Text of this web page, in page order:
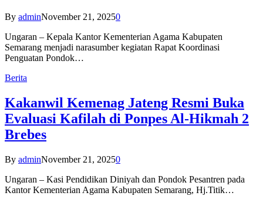
By adminNovember 21, 20250
Ungaran – Kepala Kantor Kementerian Agama Kabupaten
Semarang menjadi narasumber kegiatan Rapat Koordinasi
Penguatan Pondok…
Berita
Kakanwil Kemenag Jateng Resmi Buka
Evaluasi Kafilah di Ponpes Al-Hikmah 2
Brebes
By adminNovember 21, 20250
Ungaran – Kasi Pendidikan Diniyah dan Pondok Pesantren pada
Kantor Kementerian Agama Kabupaten Semarang, Hj.Titik…